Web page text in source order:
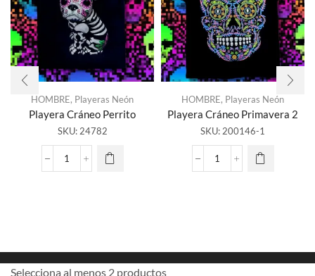
HOMBRE, Playeras Neón
Playera Cráneo Perrito
SKU:24782
Playera
HOMBRE, Playeras Neón
Playera Cráneo Primavera 2
SKU:200146-1
Playera
Selecciona al menos 2 productos